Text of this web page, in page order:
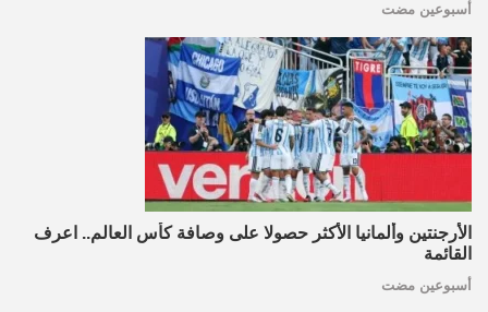
أسبوعين مضت
الأرجنتين وألمانيا الأكثر حصولا على وصافة كأس العالم.. اعرف
القائمة
أسبوعين مضت